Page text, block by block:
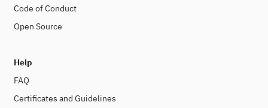
Code of Conduct
Open Source
Help
FAQ
Certificates and Guidelines